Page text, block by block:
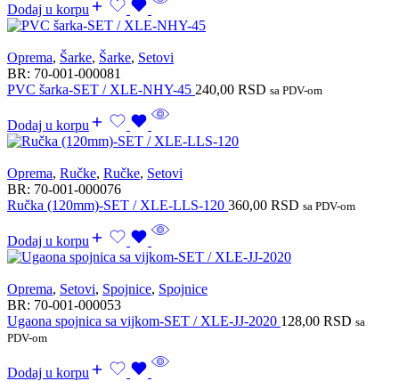
Dodaj u korpu
Oprema, Šarke, Šarke, Setovi
BR: 70-001-000081
PVC šarka-SET / XLE-NHY-45 240,00 RSD sa PDV-om
Dodaj u korpu
Oprema, Ručke, Ručke, Setovi
BR: 70-001-000076
Ručka (120mm)-SET / XLE-LLS-120 360,00 RSD sa PDV-om
Dodaj u korpu
Oprema, Setovi, Spojnice, Spojnice
BR: 70-001-000053
Ugaona spojnica sa vijkom-SET / XLE-JJ-2020 128,00 RSD sa
PDV-om
Dodaj u korpu